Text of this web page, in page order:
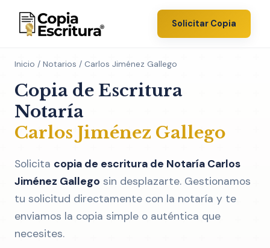
Solicitar Copia
Inicio / Notarios / Carlos Jiménez Gallego
Copia de Escritura
Notaría
Carlos Jiménez Gallego
Solicita copia de escritura de Notaría Carlos
Jiménez Gallego sin desplazarte. Gestionamos
tu solicitud directamente con la notaría y te
enviamos la copia simple o auténtica que
necesites.